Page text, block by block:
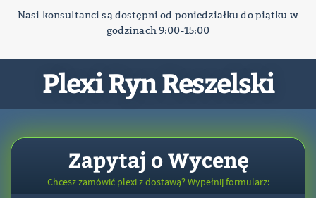
Nasi konsultanci są dostępni od poniedziałku do piątku w
godzinach 9:00-15:00
Plexi Ryn Reszelski
Zapytaj o Wycenę
Chcesz zamówić plexi z dostawą? Wypełnij formularz: